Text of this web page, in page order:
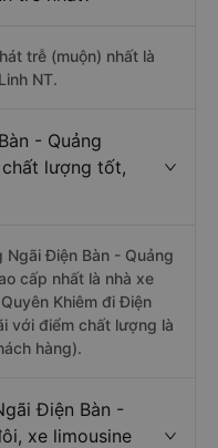
trễ (muộn) nhất là
NT.
- Quảng
lượng tốt,
Ngãi Điện Bàn - Quảng
cấp nhất là nhà xe
Khiêm đi Điện
với điểm chất lượng là
hàng).
Điện Bàn -
xe limousine